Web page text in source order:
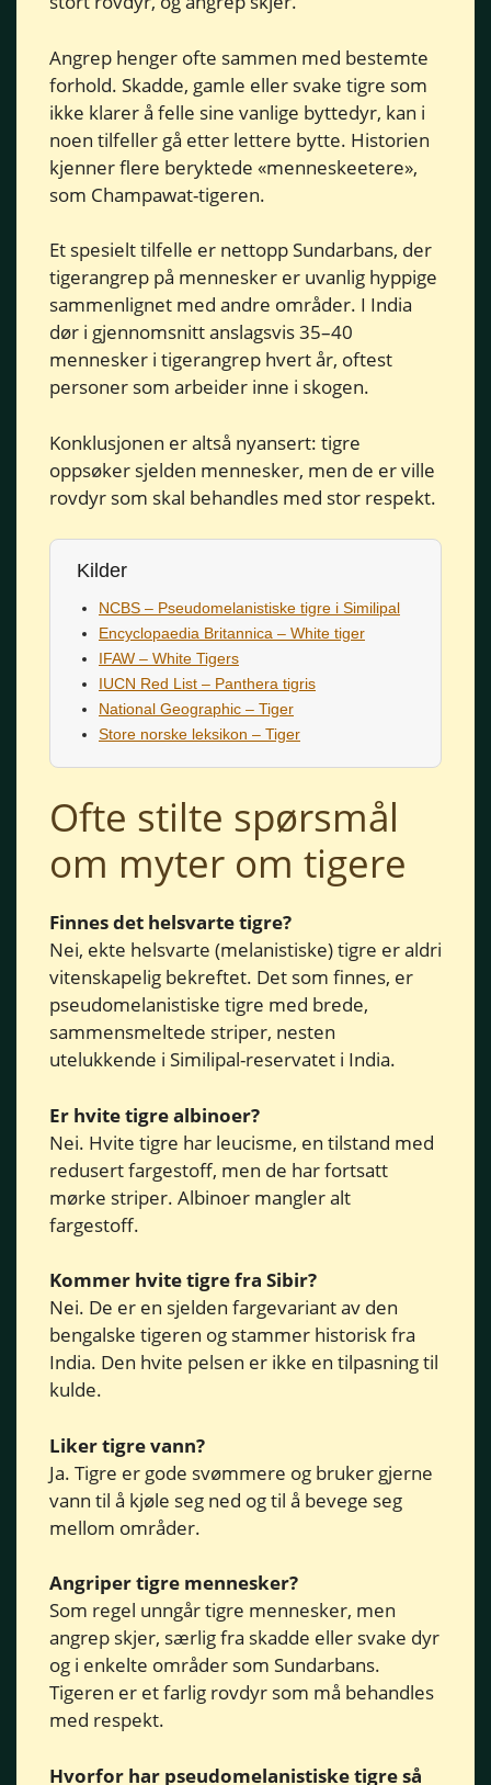
Angrep henger ofte sammen med bestemte
forhold. Skadde, gamle eller svake tigre som
ikke klarer å felle sine vanlige byttedyr, kan i
noen tilfeller gå etter lettere bytte. Historien
kjenner flere beryktede «menneskeetere»,
som Champawat-tigeren.
Et spesielt tilfelle er nettopp Sundarbans, der
tigerangrep på mennesker er uvanlig hyppige
sammenlignet med andre områder. I India
dør i gjennomsnitt anslagsvis 35–40
mennesker i tigerangrep hvert år, oftest
personer som arbeider inne i skogen.
Konklusjonen er altså nyansert: tigre
oppsøker sjelden mennesker, men de er ville
rovdyr som skal behandles med stor respekt.
Kilder
NCBS – Pseudomelanistiske tigre i Similipal
Encyclopaedia Britannica – White tiger
IFAW – White Tigers
IUCN Red List – Panthera tigris
National Geographic – Tiger
Store norske leksikon – Tiger
Ofte stilte spørsmål
om myter om tigere
Finnes det helsvarte tigre?
Nei, ekte helsvarte (melanistiske) tigre er aldri
vitenskapelig bekreftet. Det som finnes, er
pseudomelanistiske tigre med brede,
sammensmeltede striper, nesten
utelukkende i Similipal-reservatet i India.
Er hvite tigre albinoer?
Nei. Hvite tigre har leucisme, en tilstand med
redusert fargestoff, men de har fortsatt
mørke striper. Albinoer mangler alt
fargestoff.
Kommer hvite tigre fra Sibir?
Nei. De er en sjelden fargevariant av den
bengalske tigeren og stammer historisk fra
India. Den hvite pelsen er ikke en tilpasning til
kulde.
Liker tigre vann?
Ja. Tigre er gode svømmere og bruker gjerne
vann til å kjøle seg ned og til å bevege seg
mellom områder.
Angriper tigre mennesker?
Som regel unngår tigre mennesker, men
angrep skjer, særlig fra skadde eller svake dyr
og i enkelte områder som Sundarbans.
Tigeren er et farlig rovdyr som må behandles
med respekt.
Hvorfor har pseudomelanistiske tigre så